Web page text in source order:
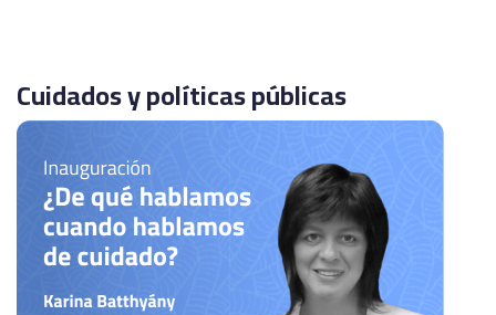
Cuidados y políticas públicas